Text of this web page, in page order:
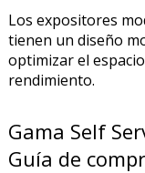
Los expositores
tienen un diseño
optimizar el
rendimiento.
Gama Self
Guía de